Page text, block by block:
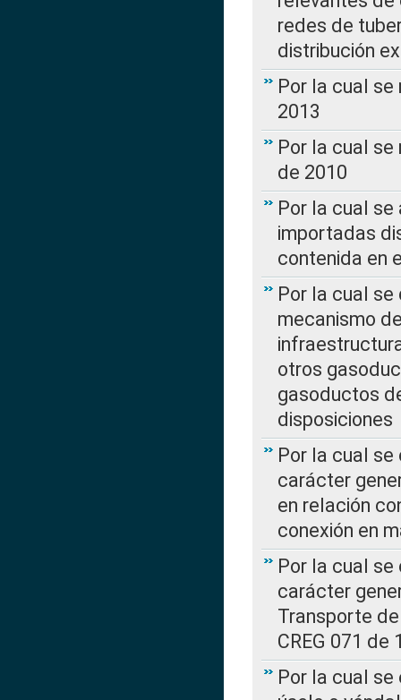
redes de
distribución
Por la cual se
2013
Por la cual se
de 2010
Por la cual
importadas
contenida en
Por la cual se
mecanismo
otros
gasoductos
disposiciones
Por la cual
carácter
en relación
conexión en
Por la cual
carácter
Transporte
CREG 071 de
Por la cual